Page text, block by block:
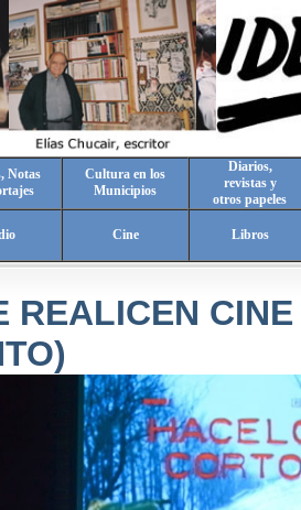
Notas
Cultura en los
Municipios
Diarios,
revistas y
otros papeles
Cine Libros
REALICEN